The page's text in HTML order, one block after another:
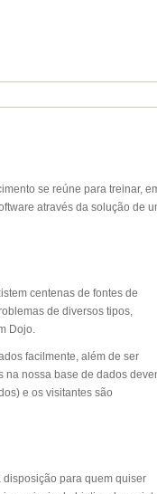
se reúne para treinar,
através da solução de
centenas de fontes de
de diversos tipos,
Dojo.
facilmente, além de ser
na nossa base de dados
e os visitantes são
disposição para quem quiser